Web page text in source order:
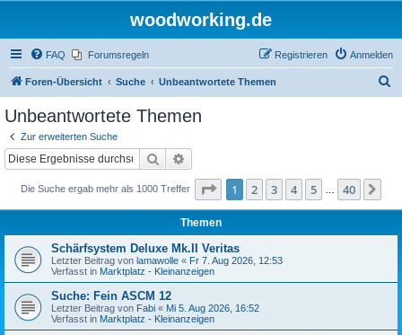
woodworking.de
FAQ Forumsregeln Anmelden
Registrieren
Foren-Übersicht Suche Unbeantwortete Themen
Unbeantwortete Themen
Zur erweiterten Suche
Suche
Die Suche ergab mehr als 1000 Treffer Seite 1von 40
1 2 3 4 5 40
Themen
Schärfsystem Deluxe Mk.II Veritas
Letzter Beitrag von lamawolle « Fr 7. Aug 2026, 12:53
Verfasst in Marktplatz - Kleinanzeigen
Suche: Fein ASCM 12
Letzter Beitrag von Fabi « Mi 5. Aug 2026, 16:52
Verfasst in Marktplatz - Kleinanzeigen